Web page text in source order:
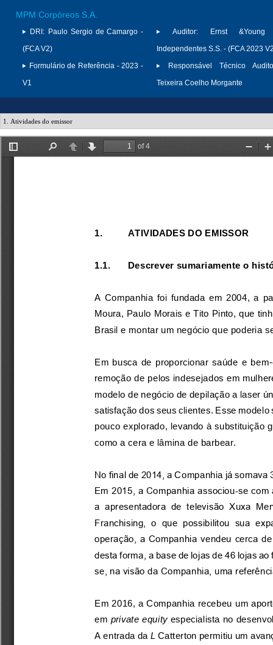
MPM Corpóreos S.A.
DRI: Paulo Sergio de Camargo -
(FCA V2)
Formulário de Referência - 2023 -
V1
Auditor:
Ernst &Young
Independentes S.S. - (FCA 2023
Responsável Técnico
Teixeira Coelho Morgante